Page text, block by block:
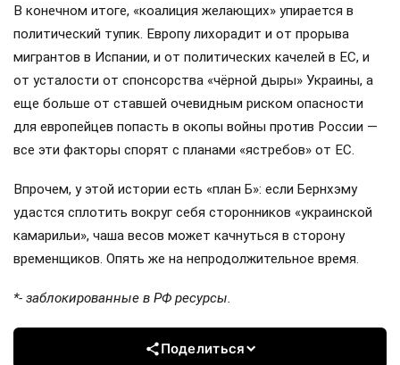
В конечном итоге, «коалиция желающих» упирается в
политический тупик. Европу лихорадит и от прорыва
мигрантов в Испании, и от политических качелей в ЕС, и
от усталости от спонсорства «чёрной дыры» Украины, а
еще больше от ставшей очевидным риском опасности
для европейцев попасть в окопы войны против России —
все эти факторы спорят с планами «ястребов» от ЕС.
Впрочем, у этой истории есть «план Б»: если Бернхэму
удастся сплотить вокруг себя сторонников «украинской
камарильи», чаша весов может качнуться в сторону
временщиков. Опять же на непродолжительное время.
*- заблокированные в РФ ресурсы.
Поделиться